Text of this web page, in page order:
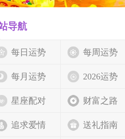
导航
每日运势 每周运势
每月运势 2026运势
星座配对 财富之路
追求爱情 送礼指南